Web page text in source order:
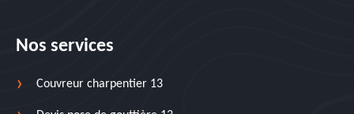
Nos services
Couvreur charpentier 13